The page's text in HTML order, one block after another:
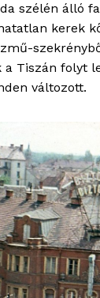
szélén álló
kerek
a Tiszán folyt
változott.